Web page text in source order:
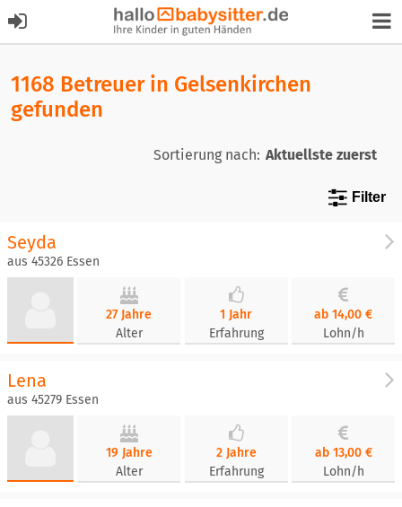
1168 Betreuer in Gelsenkirchen
gefunden
Sortierung nach:
Filter
Seyda
aus 45326 Essen
27 Jahre
Alter
1 Jahr
Erfahrung
ab 14,00 €
Lohn/h
Lena
aus 45279 Essen
19 Jahre
Alter
2 Jahre
Erfahrung
ab 13,00 €
Lohn/h